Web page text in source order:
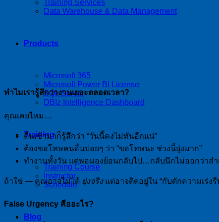
Training Services
Data Warehouse & Data Management
Products
Microsoft 365
Microsoft Power BI License
SQL Server
DBIz Intelligence Dashboard
Training
Training Course
Instructor
Schedule
Blog
ทำไมเรารู้สึกว่างานเยอะตลอดเวลา?
คุณเคยไหม…
ตื่นเช้ามาก็รู้สึกว่า “วันนี้คงไม่ทันอีกแน่”
ต้องขอโทษคนอื่นบ่อยๆ ว่า “ขอโทษนะ ช่วงนี้ยุ่งมาก”
ทำงานทั้งวัน แต่พอมองย้อนกลับไป…กลับนึกไม่ออกว่าสำ
ถ้าใช่ — คุณอาจไม่ได้ ยุ่งจริงแต่อาจติดอยู่ใน “กับดักความเร่งรี
False Urgency คืออะไร?